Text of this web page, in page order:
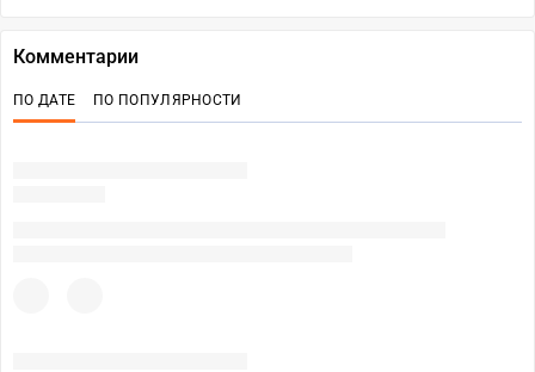
Комментарии
ПО ДАТЕ ПО ПОПУЛЯРНОСТИ